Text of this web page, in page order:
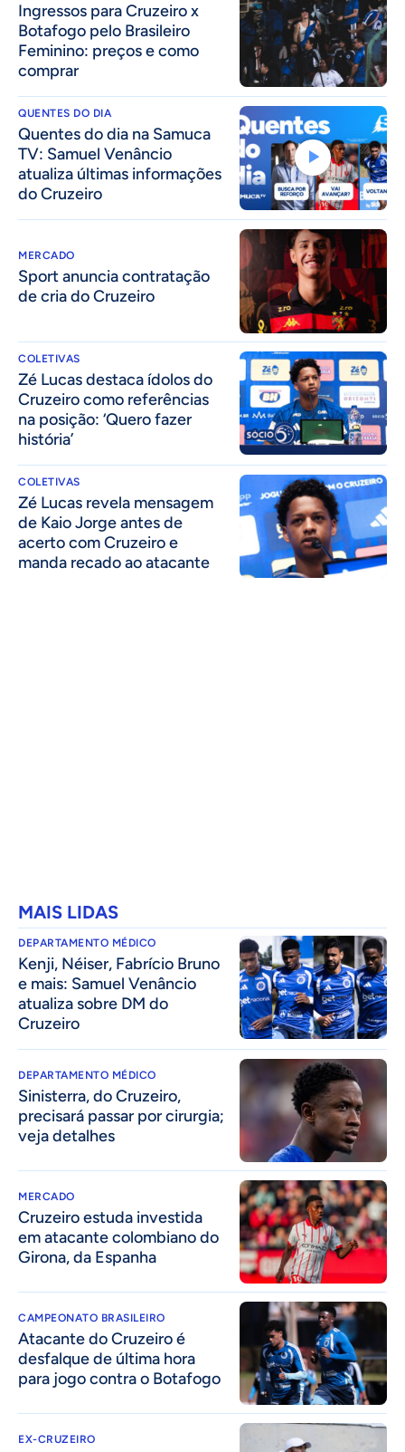
Ingressos para Cruzeiro x
Botafogo pelo Brasileiro
Feminino: preços e como
comprar
QUENTES DO DIA
Quentes do dia na Samuca
TV: Samuel Venâncio
atualiza últimas informações
do Cruzeiro
MERCADO
Sport anuncia contratação
de cria do Cruzeiro
COLETIVAS
Zé Lucas destaca ídolos do
Cruzeiro como referências
na posição: ‘Quero fazer
história’
COLETIVAS
Zé Lucas revela mensagem
de Kaio Jorge antes de
acerto com Cruzeiro e
manda recado ao atacante
MAIS LIDAS
DEPARTAMENTO MÉDICO
Kenji, Néiser, Fabrício Bruno
e mais: Samuel Venâncio
atualiza sobre DM do
Cruzeiro
DEPARTAMENTO MÉDICO
Sinisterra, do Cruzeiro,
precisará passar por cirurgia;
veja detalhes
MERCADO
Cruzeiro estuda investida
em atacante colombiano do
Girona, da Espanha
CAMPEONATO BRASILEIRO
Atacante do Cruzeiro é
desfalque de última hora
para jogo contra o Botafogo
EX-CRUZEIRO